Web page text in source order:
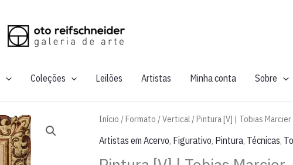
Coleções Leilões Artistas Minha conta Sobre
Início /Formato /Vertical / Pintura [V] | Tobias Marcier
Artistas em Acervo, Figurativo, Pintura, Técnicas,